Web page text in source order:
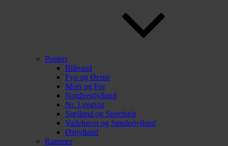
Posters
Blåvand
Fyn og Øerne
Mors og Fur
Nordvestjylland
Nr. Lyngvig
Sjælland og Storebælt
Vadehavet og Sønderjylland
Østjylland
Rammer